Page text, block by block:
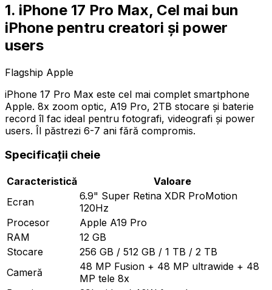
1. iPhone 17 Pro Max, Cel mai bun
iPhone pentru creatori și power
users
Flagship Apple
iPhone 17 Pro Max este cel mai complet smartphone
Apple. 8x zoom optic, A19 Pro, 2TB stocare și baterie
record îl fac ideal pentru fotografi, videografi și power
users. Îl păstrezi 6-7 ani fără compromis.
Specificații cheie
Caracteristică
Valoare
Ecran
6.9" Super Retina XDR ProMotion
120Hz
Procesor
Apple A19 Pro
RAM
12 GB
Stocare
256 GB / 512 GB / 1 TB / 2 TB
Cameră
48 MP Fusion + 48 MP ultrawide + 48
MP tele 8x